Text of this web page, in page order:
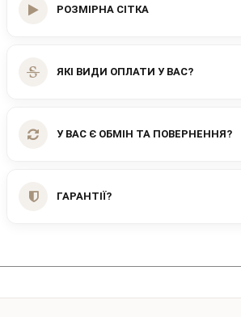
РОЗМІРНА СІТКА
ЯКІ ВИДИ ОПЛАТИ У ВАС?
У ВАС Є ОБМІН ТА ПОВЕРНЕННЯ?
ГАРАНТІЇ?